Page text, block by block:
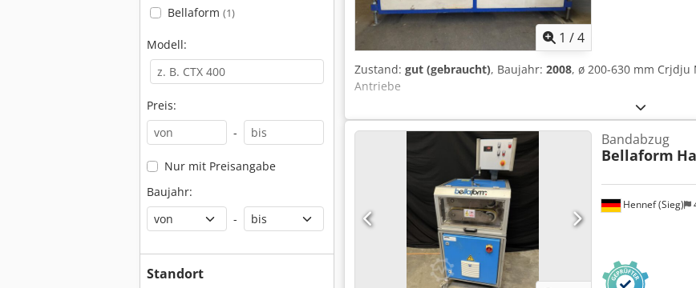
Bellaform (1)
Modell:
Preis:
-
Nur mit Preisangabe
Baujahr:
-
Standort
1 /4
Zustand: gut (gebraucht), Baujahr: 2008, ø 200-630 mm Crjdju
Antriebe
Hennef (Sieg)
Bandabzug
Bellaform